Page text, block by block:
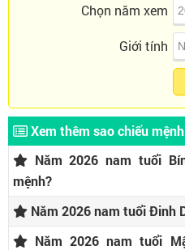
Chọn năm xem
Giới tính
Xem thêm sao chiếu
Năm 2026 nam tuổi
mệnh?
Năm 2026 nam tuổi Đinh
Năm 2026 nam tuổi